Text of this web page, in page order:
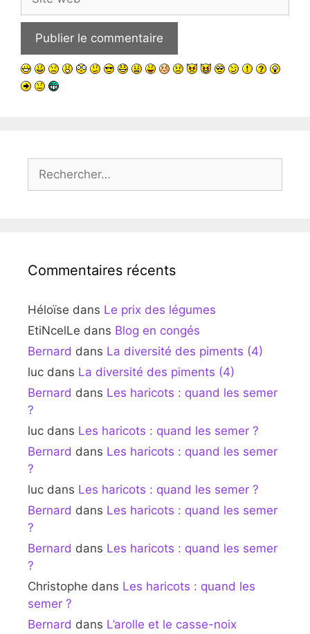
web
Rechercher :
Commentaires récents
Héloïse dans Le prix des légumes
EtiNcelLe dans Blog en congés
Bernard dans La diversité des piments (4)
luc dans La diversité des piments (4)
Bernard dans Les haricots : quand les semer
?
luc dans Les haricots : quand les semer ?
Bernard dans Les haricots : quand les semer
?
luc dans Les haricots : quand les semer ?
Bernard dans Les haricots : quand les semer
?
Bernard dans Les haricots : quand les semer
?
Christophe dans Les haricots : quand les
semer ?
Bernard dans L’arolle et le casse-noix